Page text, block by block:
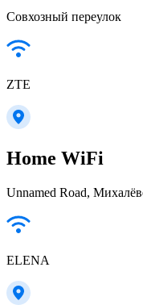
Совхозный переулок
ZTE
Home WiFi
Unnamed Road,
ELENA